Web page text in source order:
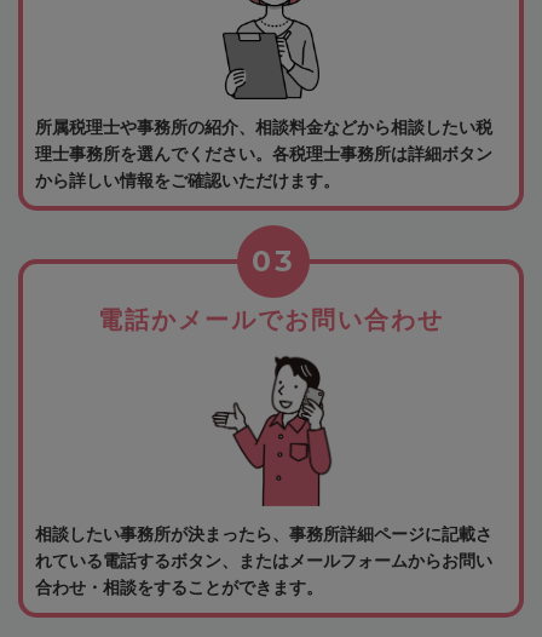
所属税理士や事務所の紹介、相談料金などから相談したい税
理士事務所を選んでください。各税理士事務所は詳細ボタン
から詳しい情報をご確認いただけます。
電話かメールでお問い合わせ
03
相談したい事務所が決まったら、事務所詳細ページに記載さ
れている電話するボタン、またはメールフォームからお問い
合わせ・相談をすることができます。